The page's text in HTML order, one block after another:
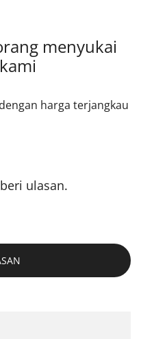
menyukai
harga terjangkau
ulasan.